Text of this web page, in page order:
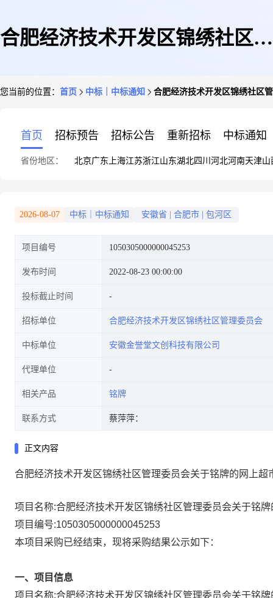
合肥经济技术开发区锦绣社区管
您当前的位置： 首页 中标｜中标通知 合肥经济技术开发区锦绣社区
首页 招标预告 招标公告 重新招标 中标通知
省份地区： 北京广东 上海江苏浙江山东湖北四川 河北河南天津山
2026-08-07 中标｜中标通知 安徽省 合肥市 包河区
项目编号 1050305000000045253
发布时间 2022-08-23 00:00:00
投标截止时间
招标单位 合肥经济技术开发区锦绣社区管理委员会
中标单位 安徽金誉堂文创科技有限公司
代理单位
相关产品 铭牌
联系方式 蔡萍萍：
正文内容
合肥经济技术开发区锦绣社区管理委员会关于铭牌的网上超
项目名称:合肥经济技术开发区锦绣社区管理委员会关于铭
项目编号:1050305000000045253
本项目采购已经结束，现将采购结果公示如下：
一、项目信息
项目名称:合肥经济技术开发区锦绣社区管理委员会关于铭